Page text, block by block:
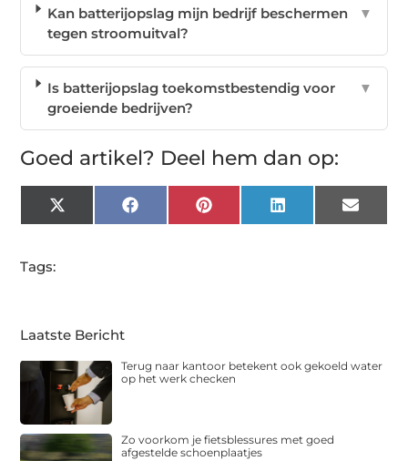
Kan batterijopslag mijn bedrijf beschermen
tegen stroomuitval?
▼
Is batterijopslag toekomstbestendig voor
groeiende bedrijven?
▼
Goed artikel? Deel hem dan op:
X
(Twitter)
FacebookPinterest LinkedIn Email
Tags:
Laatste Bericht
Terug naar kantoor betekent ook gekoeld water
op het werk checken
Zo voorkom je fietsblessures met goed
afgestelde schoenplaatjes